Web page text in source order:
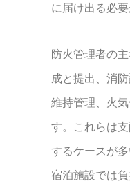
に届け出る必要
防火管理者の
成と提出、消
維持管理、火
す。これらは
するケースが
宿泊施設では